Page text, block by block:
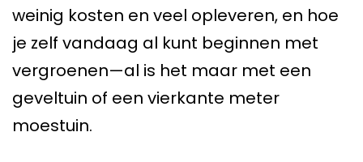
weinig kosten en veel opleveren, en hoe
je zelf vandaag al kunt beginnen met
vergroenen—al is het maar met een
geveltuin of een vierkante meter
moestuin.